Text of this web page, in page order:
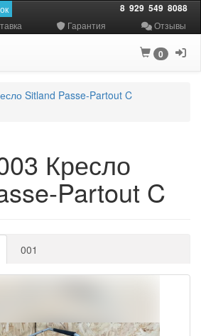
8 929 549 8088
Гарантия Отзывы
0
Sitland Passe-Partout C
Кресло
Partout C
001